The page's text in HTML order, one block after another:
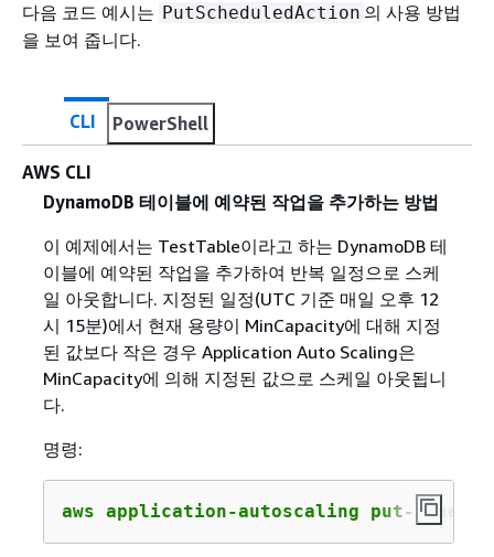
다음 코드 예시는 PutScheduledAction 의 사용 방법
을 보여 줍니다.
CLI PowerShell
AWS CLI
DynamoDB 테이블에 예약된 작업을 추가하는 방법
이 예제에서는 TestTable이라고 하는 DynamoDB 테
이블에 예약된 작업을 추가하여 반복 일정으로 스케
일 아웃합니다. 지정된 일정(UTC 기준 매일 오후 12
시 15분)에서 현재 용량이 MinCapacity에 대해 지정
된 값보다 작은 경우 Application Auto Scaling은
MinCapacity에 의해 지정된 값으로 스케일 아웃됩니
다.
명령:
aws application-autoscaling put-